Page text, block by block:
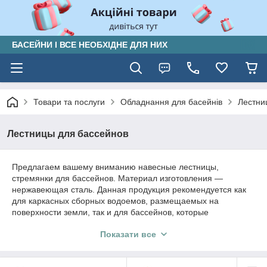
БАСЕЙНИ І ВСЕ НЕОБХІДНЕ ДЛЯ НИХ
Товари та послуги Обладнання для басейнів
Лестницы для бассейнов
Предлагаем вашему вниманию навесные лестницы,
стремянки для бассейнов. Материал изготовления —
нержавеющая сталь. Данная продукция рекомендуется как
для каркасных сборных водоемов, размещаемых на
поверхности земли, так и для бассейнов, которые
способны конкурировать с европейскими лестницами по
Показати все